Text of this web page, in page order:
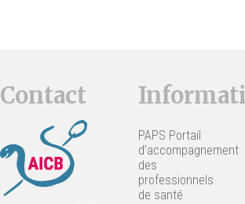
Contact
PAPS Portail
d’accompagnement
des
professionnels
de santé